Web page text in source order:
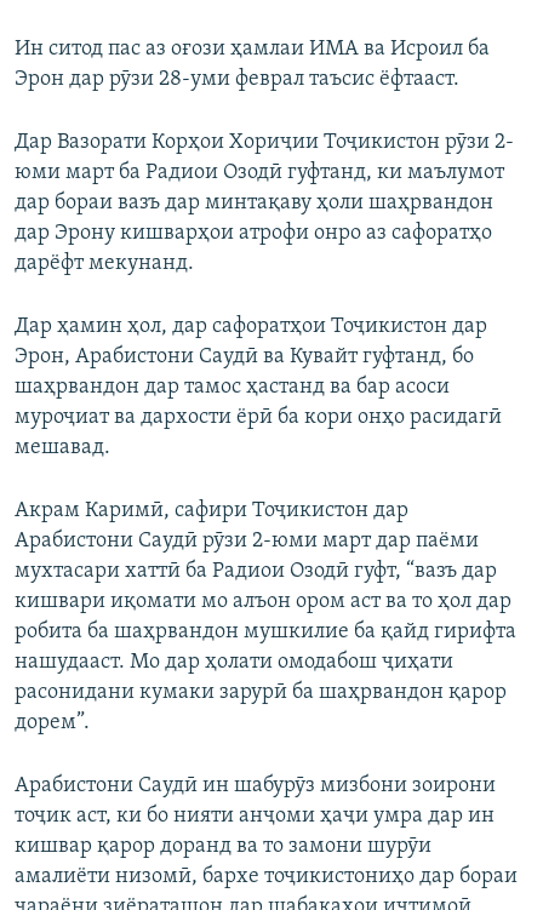
Ин ситод пас аз оғози ҳамлаи ИМА ва Исроил ба
Эрон дар рӯзи 28-уми феврал таъсис ёфтааст.
Дар Вазорати Корҳои Хориҷии Тоҷикистон рӯзи 2-
юми март ба Радиои Озодӣ гуфтанд, ки маълумот
дар бораи вазъ дар минтақаву ҳоли шаҳрвандон
дар Эрону кишварҳои атрофи онро аз сафоратҳо
дарёфт мекунанд.
Дар ҳамин ҳол, дар сафоратҳои Тоҷикистон дар
Эрон, Арабистони Саудӣ ва Кувайт гуфтанд, бо
шаҳрвандон дар тамос ҳастанд ва бар асоси
муроҷиат ва дархости ёрӣ ба кори онҳо расидагӣ
мешавад.
Акрам Каримӣ, сафири Тоҷикистон дар
Арабистони Саудӣ рӯзи 2-юми март дар паёми
мухтасари хаттӣ ба Радиои Озодӣ гуфт, “вазъ дар
кишвари иқомати мо алъон ором аст ва то ҳол дар
робита ба шаҳрвандон мушкилие ба қайд гирифта
нашудааст. Мо дар ҳолати омодабош ҷиҳати
расонидани кумаки зарурӣ ба шаҳрвандон қарор
дорем”.
Арабистони Саудӣ ин шабурӯз мизбони зоирони
тоҷик аст, ки бо нияти анҷоми ҳаҷи умра дар ин
кишвар қарор доранд ва то замони шурӯи
амалиёти низомӣ, бархе тоҷикистониҳо дар бораи